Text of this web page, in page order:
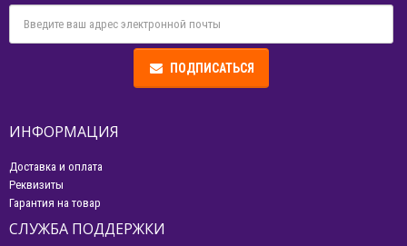
ПОДПИСАТЬСЯ
ИНФОРМАЦИЯ
Доставка и оплата
Реквизиты
Гарантия на товар
СЛУЖБА ПОДДЕРЖКИ